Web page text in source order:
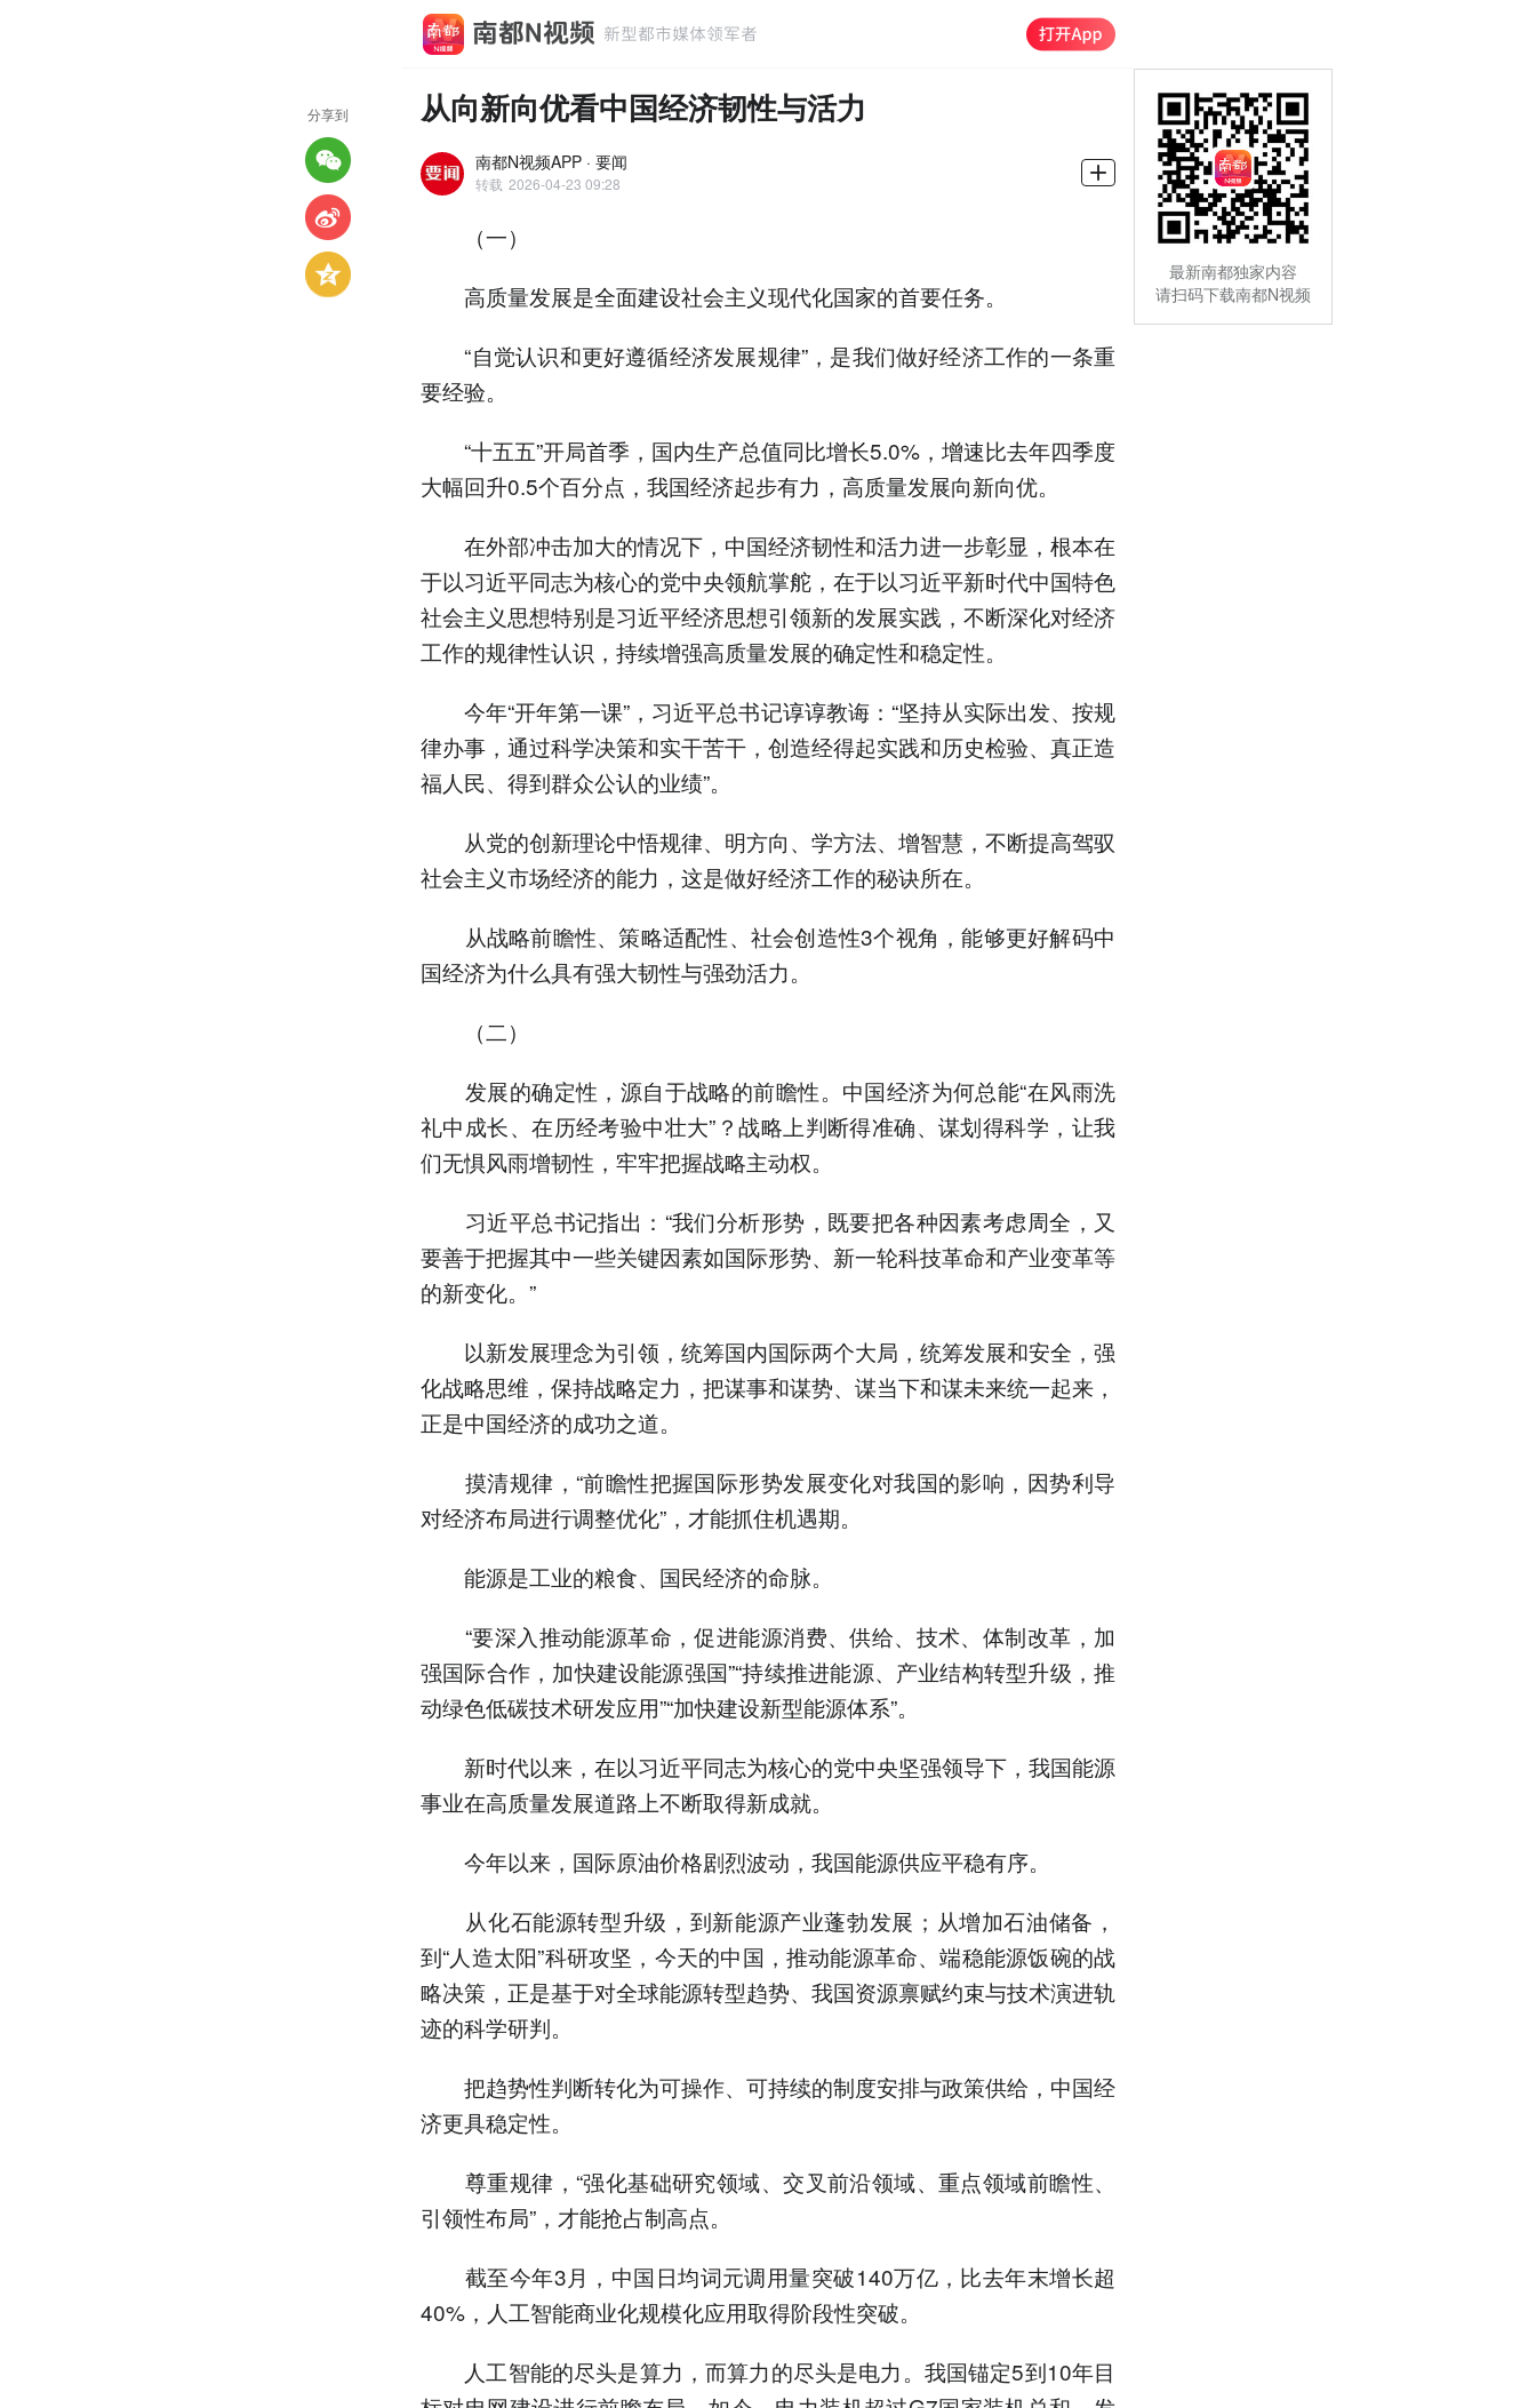
从向新向优看中国经济韧性与活力
南都N视频APP · 要闻
转载 2026-04-23 09:28
（一）
高质量发展是全面建设社会主义现代化国家的首要任务。
“自觉认识和更好遵循经济发展规律”，是我们做好经济工作的一条重
要经验。
“十五五”开局首季，国内生产总值同比增长5.0%，增速比去年四季度
大幅回升0.5个百分点，我国经济起步有力，高质量发展向新向优。
在外部冲击加大的情况下，中国经济韧性和活力进一步彰显，根本在
于以习近平同志为核心的党中央领航掌舵，在于以习近平新时代中国特色
社会主义思想特别是习近平经济思想引领新的发展实践，不断深化对经济
工作的规律性认识，持续增强高质量发展的确定性和稳定性。
今年“开年第一课”，习近平总书记谆谆教诲：“坚持从实际出发、按规
律办事，通过科学决策和实干苦干，创造经得起实践和历史检验、真正造
福人民、得到群众公认的业绩”。
从党的创新理论中悟规律、明方向、学方法、增智慧，不断提高驾驭
社会主义市场经济的能力，这是做好经济工作的秘诀所在。
从战略前瞻性、策略适配性、社会创造性3个视角，能够更好解码中
国经济为什么具有强大韧性与强劲活力。
（二）
发展的确定性，源自于战略的前瞻性。中国经济为何总能“在风雨洗
礼中成长、在历经考验中壮大”？战略上判断得准确、谋划得科学，让我
们无惧风雨增韧性，牢牢把握战略主动权。
习近平总书记指出：“我们分析形势，既要把各种因素考虑周全，又
要善于把握其中一些关键因素如国际形势、新一轮科技革命和产业变革等
的新变化。”
以新发展理念为引领，统筹国内国际两个大局，统筹发展和安全，强
化战略思维，保持战略定力，把谋事和谋势、谋当下和谋未来统一起来，
正是中国经济的成功之道。
摸清规律，“前瞻性把握国际形势发展变化对我国的影响，因势利导
对经济布局进行调整优化”，才能抓住机遇期。
能源是工业的粮食、国民经济的命脉。
“要深入推动能源革命，促进能源消费、供给、技术、体制改革，加
强国际合作，加快建设能源强国”“持续推进能源、产业结构转型升级，推
动绿色低碳技术研发应用”“加快建设新型能源体系”。
新时代以来，在以习近平同志为核心的党中央坚强领导下，我国能源
事业在高质量发展道路上不断取得新成就。
今年以来，国际原油价格剧烈波动，我国能源供应平稳有序。
从化石能源转型升级，到新能源产业蓬勃发展；从增加石油储备，
到“人造太阳”科研攻坚，今天的中国，推动能源革命、端稳能源饭碗的战
略决策，正是基于对全球能源转型趋势、我国资源禀赋约束与技术演进轨
迹的科学研判。
把趋势性判断转化为可操作、可持续的制度安排与政策供给，中国经
济更具稳定性。
尊重规律，“强化基础研究领域、交叉前沿领域、重点领域前瞻性、
引领性布局”，才能抢占制高点。
截至今年3月，中国日均词元调用量突破140万亿，比去年末增长超
40%，人工智能商业化规模化应用取得阶段性突破。
人工智能的尽头是算力，而算力的尽头是电力。我国锚定5到10年目
分享到
最新南都独家内容
请扫码下载南都N视频